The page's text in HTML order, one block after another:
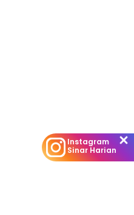
Instagram
Sinar Harian